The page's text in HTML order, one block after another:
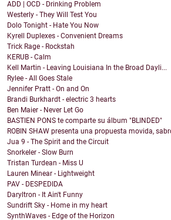
ADD | OCD - Drinking Problem
Westerly - They Will Test You
Dolo Tonight - Hate You Now
Kyrell Duplexes - Convenient Dreams
Trick Rage - Rockstah
KERUB - Calm
Kell Martin - Leaving Louisiana In the Broad Dayli...
Rylee - All Goes Stale
Jennifer Pratt - On and On
Brandi Burkhardt - electric 3 hearts
Ben Maier - Never Let Go
BASTIEN PONS te comparte su álbum "BLINDED"
ROBIN SHAW presenta una propuesta movida,
Jua 9 - The Spirit and the Circuit
Snorkeler - Slow Burn
Tristan Turdean - Miss U
Lauren Minear - Lightweight
PAV - DESPEDIDA
Daryltron - It Ain't Funny
Sundrift Sky - Home in my heart
SynthWaves - Edge of the Horizon